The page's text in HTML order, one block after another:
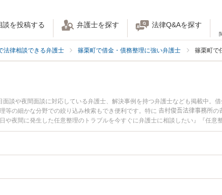
談を投稿する 弁護士を探す 法律Q&Aを探す
法律相談できる弁護士 篠栗町で借金・債務整理に強い弁護士 篠栗町で
談や夜間面談に対応している弁護士、解決事例を持つ弁護士なども掲載中。
の細かな分野での絞り込み検索もでき便利です。特に 𠮷村俊吾法律事務所の
や夜間に発生した任意整理のトラブルを今すぐに弁護士に相談したい』『任意
できる篠栗町内の弁護士に相談予約したい』などでお困りの相談者さんにおす